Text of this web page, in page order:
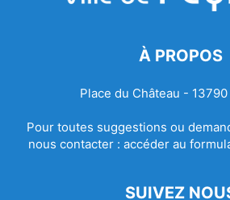
À PROPOS
Place du Château - 13790
Pour toutes suggestions ou
nous contacter : accéder au
SUIVEZ